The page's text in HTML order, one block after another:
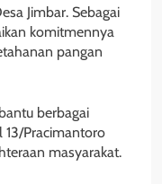
Jimbar. Sebagai
komitmennya
pangan
berbagai
13/Pracimantoro
masyarakat.